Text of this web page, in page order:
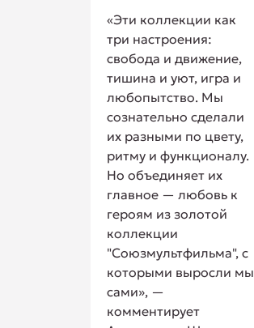
«Эти коллекции как
три настроения:
свобода и движение,
тишина и уют, игра и
любопытство. Мы
сознательно сделали
их разными по цвету,
ритму и функционалу.
Но объединяет их
главное — любовь к
героям из золотой
коллекции
"Союзмультфильма", с
которыми выросли мы
сами», —
комментирует